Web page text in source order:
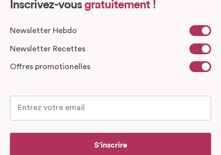
Inscrivez-vous gratuitement !
Newsletter Hebdo
Newsletter Recettes
Offres promotionelles
S'inscrire